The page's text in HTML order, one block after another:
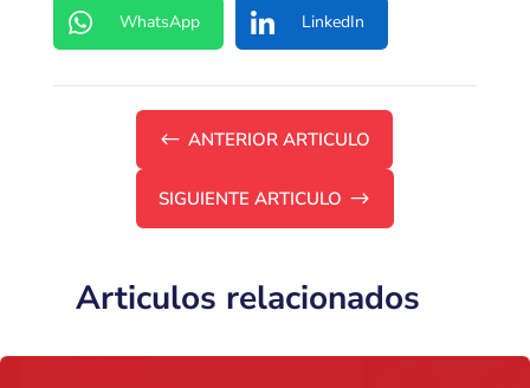
WhatsApp LinkedIn
# ANTERIOR ARTICULO
SIGUIENTE ARTICULO $
Articulos relacionados